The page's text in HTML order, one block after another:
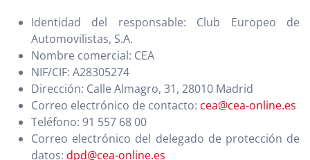
Identidad del responsable: Club Europeo de
Automovilistas, S.A.
Nombre comercial: CEA
NIF/CIF: A28305274
Dirección: Calle Almagro, 31, 28010 Madrid
Correo electrónico de contacto: cea@cea-online.es
Teléfono: 91 557 68 00
Correo electrónico del delegado de protección de
datos: dpd@cea-online.es